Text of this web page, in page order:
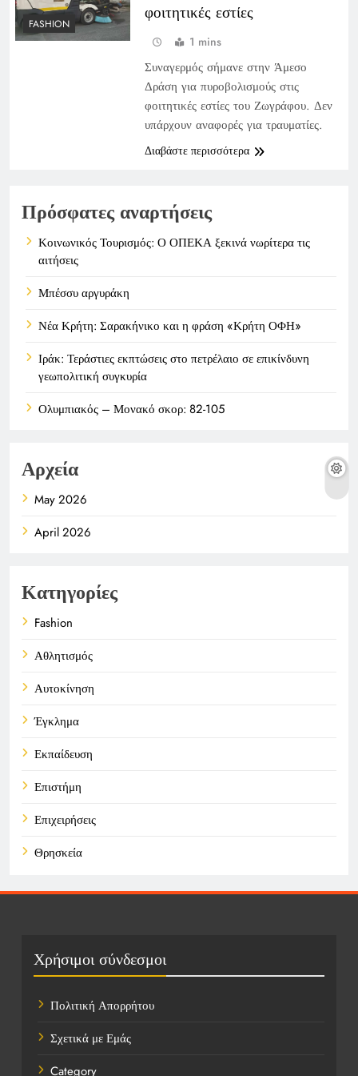
FASHION
φοιτητικές εστίες
1 mins
Συναγερμός σήμανε στην Άμεσο
Δράση για πυροβολισμούς στις
φοιτητικές εστίες του Ζωγράφου. Δεν
υπάρχουν αναφορές για τραυματίες.
Διαβάστε περισσότερα
Πρόσφατες αναρτήσεις
Κοινωνικός Τουρισμός: Ο ΟΠΕΚΑ ξεκινά νωρίτερα τις
αιτήσεις
Μπέσσυ αργυράκη
Νέα Κρήτη: Σαρακήνικο και η φράση «Κρήτη ΟΦΗ»
Ιράκ: Τεράστιες εκπτώσεις στο πετρέλαιο σε επικίνδυνη
γεωπολιτική συγκυρία
Ολυμπιακός – Μονακό σκορ: 82-105
Αρχεία
May 2026
April 2026
Κατηγορίες
Fashion
Αθλητισμός
Αυτοκίνηση
Έγκλημα
Εκπαίδευση
Επιστήμη
Επιχειρήσεις
Θρησκεία
Πολιτική
Υγεία
Χρήσιμοι σύνδεσμοι
Πολιτική Απορρήτου
Σχετικά με Εμάς
Category